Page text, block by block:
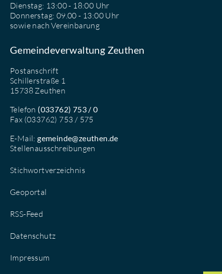
Dienstag: 13:00 - 18:00 Uhr
Donnerstag: 09.00 - 13:00 Uhr
sowie nach Vereinbarung
Gemeindeverwaltung Zeuthen
Postanschrift
Schillerstraße 1
15738 Zeuthen
Telefon (033762) 753 / 0
Fax (033762) 753 / 575
E-Mail:gemeinde@zeuthen.de
Stellenausschreibungen
Stichwortverzeichnis
Geoportal
RSS-Feed
Datenschutz
Impressum